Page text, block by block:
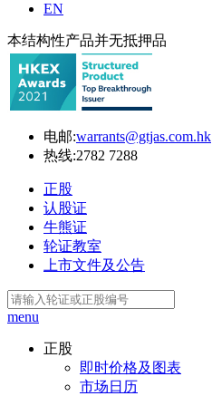
EN
本结构性产品并无抵押品
电邮:warrants@gtjas.com.hk
热线:2782 7288
正股
认股证
牛熊证
轮证教室
上市文件及公告
menu
正股
即时价格及图表
市场日历